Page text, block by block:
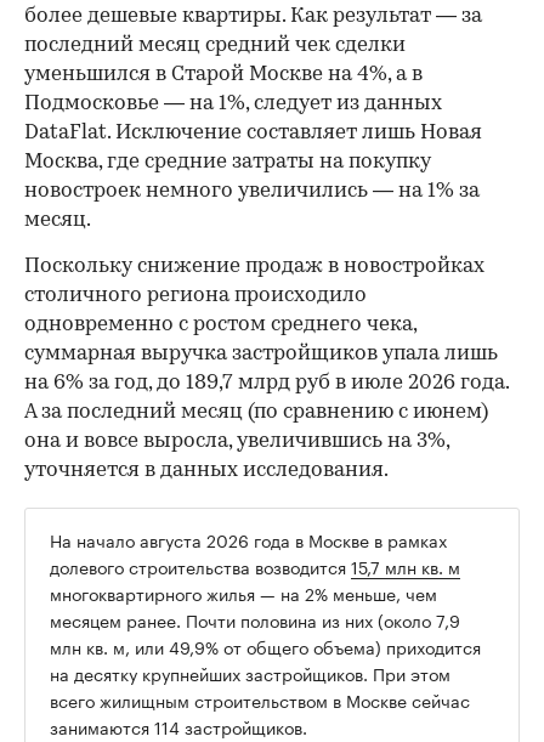
более дешевые квартиры. Как результат — за
последний месяц средний чек сделки
уменьшился в Старой Москве на 4%, а в
Подмосковье — на 1%, следует из данных
DataFlat. Исключение составляет лишь Новая
Москва, где средние затраты на покупку
новостроек немного увеличились — на 1% за
месяц.
Поскольку снижение продаж в новостройках
столичного региона происходило
одновременно с ростом среднего чека,
суммарная выручка застройщиков упала лишь
на 6% за год, до 189,7 млрд руб в июле 2026 года.
А за последний месяц (по сравнению с июнем)
она и вовсе выросла, увеличившись на 3%,
уточняется в данных исследования.
На начало августа 2026 года в Москве в рамках
долевого строительства возводится15,7 млн кв. м
многоквартирного жилья — на 2% меньше, чем
месяцем ранее. Почти половина из них (около 7,9
млн кв. м, или 49,9% от общего объема) приходится
на десятку крупнейших застройщиков. При этом
всего жилищным строительством в Москве сейчас
занимаются 114 застройщиков.